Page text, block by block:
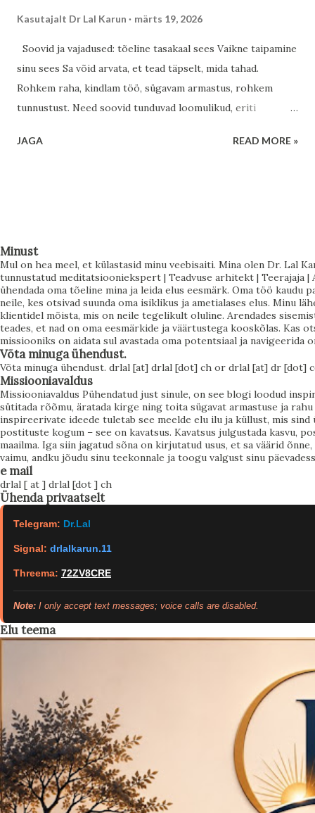
Kasutajalt Dr Lal Karun märts 19, 2026
Soovid ja vajadused: tõeline tasakaal sees Vaikne taipamine
sinu sees Sa võid arvata, et tead täpselt, mida tahad.
Rohkem raha, kindlam töö, sügavam armastus, rohkem
tunnustust. Need soovid tunduvad loomulikud, eriti
järjepidevat edenemist. Eestis on tugev tööeetika ja vaikne
valed. See tähendab, et nende taga on sügavam kutse –
sisemine vajadus, mis ootab avastamist. Ja kui sa õpid seda
kuulama, hakkab su elu liikuma kerguse, voolamise ja
külluse suunas. Soovi ja vajaduse erinevus Soov tekib sageli
välisest maailmast. Sa näed, mida teised saavutavad, mida
ühiskond väärtustab, ja lood endale eesmärke selle põhjal.
Sa tahad rohkem, sest sulle on õpetatud, et rohkem
tähendab parem. Vaj...
JAGA READ MORE »
Minust
Mul on hea meel, et külastasid minu veebisaiti. Mina olen Dr. Lal
tunnustatud meditatsiooniekspert | Teadvuse arhitekt | Teerajaja
ühendada oma tõeline mina ja leida elus eesmärk. Oma töö
neile, kes otsivad suunda oma isiklikus ja ametialases elus. Minu
klientidel mõista, mis on neile tegelikult oluline. Arendades
teades, et nad on oma eesmärkide ja väärtustega kooskõlas. Kas
missiooniks on aidata sul avastada oma potentsiaal ja navigeerida
Võta minuga ühendust.
Võta minuga ühendust. drlal [at] drlal [dot] ch or drlal [at] dr [dot]
Missiooniavaldus
Missiooniavaldus Pühendatud just sinule, on see blogi loodud
sütitada rõõmu, äratada kirge ning toita sügavat armastuse ja
inspireerivate ideede tuletab see meelde elu ilu ja küllust, mis
postituste kogum – see on kavatsus. Kavatsus julgustada kasvu,
maailma. Iga siin jagatud sõna on kirjutatud usus, et sa väärid
vaimu, andku jõudu sinu teekonnale ja toogu valgust sinu
e mail
drlal [ at ] drlal [dot ] ch
Ühenda privaatselt
Telegram: Dr.Lal
Signal: drlalkarun.11
Threema: 72ZV8CRE
Note: I only accept text messages; voice calls are disabled.
Elu teema